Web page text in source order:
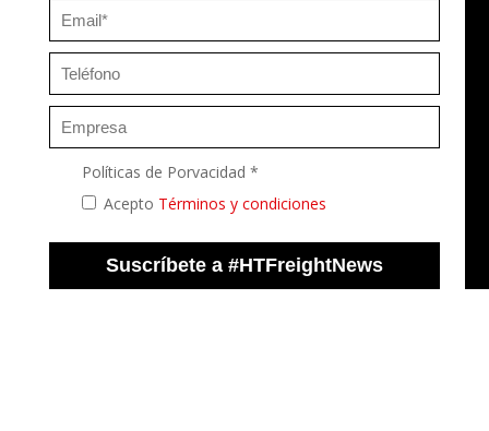
Políticas de Porvacidad *
Acepto Términos y condiciones